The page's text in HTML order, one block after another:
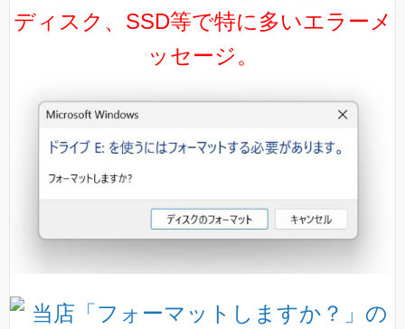
ディスク、SSD等で特に多いエラーメ
ッセージ。